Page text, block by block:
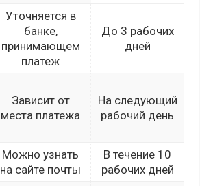
Уточняется в
банке,
принимающем
платеж
До 3 рабочих
дней
Зависит от
места платежа
На следующий
рабочий день
Можно узнать
на сайте почты
В течение 10
рабочих дней